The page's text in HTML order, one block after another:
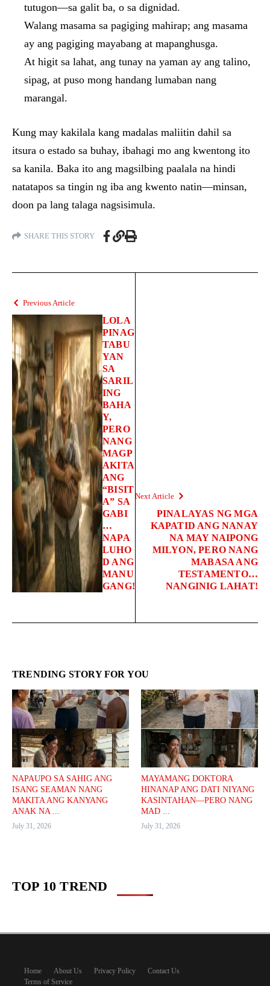
tutugon—sa galit ba, o sa dignidad.
Walang masama sa pagiging mahirap; ang masama
ay ang pagiging mayabang at mapanghusga.
At higit sa lahat, ang tunay na yaman ay ang talino,
sipag, at puso mong handang lumaban nang
marangal.
Kung may kakilala kang madalas maliitin dahil sa
itsura o estado sa buhay, ibahagi mo ang kwentong ito
sa kanila. Baka ito ang magsilbing paalala na hindi
natatapos sa tingin ng iba ang kwento natin—minsan,
doon pa lang talaga nagsisimula.
SHARE THIS STORY
Previous Article
LOLA
PINAG
TABU
YAN
SA
SARIL
ING
BAHA
Y,
PERO
NANG
MAGP
AKITA
ANG
“BISIT
A” SA
GABI
…
NAPA
LUHO
D ANG
MANU
GANG!
Next Article
PINALAYAS NG MGA
KAPATID ANG NANAY
NA MAY NAIPONG
MILYON, PERO NANG
MABASA ANG
TESTAMENTO…
NANGINIG LAHAT!
TRENDING STORY FOR YOU
NAPAUPO SA SAHIG ANG
ISANG SEAMAN NANG
MAKITA ANG KANYANG
ANAK NA ...
July 31, 2026
MAYAMANG DOKTORA
HINANAP ANG DATI NIYANG
KASINTAHAN—PERO NANG
MAD ...
July 31, 2026
TOP 10 TREND
Home About Us Privacy Policy
Contact Us
Terms of Service